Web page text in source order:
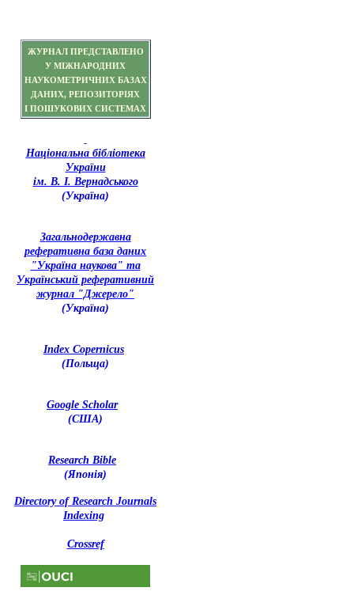
ЖУРНАЛ ПРЕДСТАВЛЕНО
У МІЖНАРОДНИХ
НАУКОМЕТРИЧНИХ БАЗАХ
ДАНИХ, РЕПОЗИТОРІЯХ
І ПОШУКОВИХ СИСТЕМАХ
Національна бібліотека
України
ім. В. І. Вернадського
(Україна)
Загальнодержавна
реферативна база даних
"Україна наукова" та
Український реферативний
журнал "Джерело"
(Україна)
Index Copernicus
(Польща)
Google Scholar
(США)
Research Bible
(Японія)
Directory of Research Journals
Indexing
Crossref